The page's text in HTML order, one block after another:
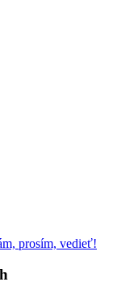
prosím, vedieť!